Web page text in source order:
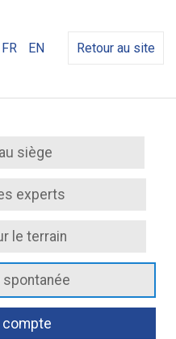
FR EN Retour au site
siège
experts
le terrain
spontanée
compte